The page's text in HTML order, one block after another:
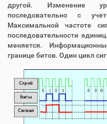
другой. Изменение
последовательно с
Максимальной частоте
последовательности
меняется.
границе битов. Один цикл